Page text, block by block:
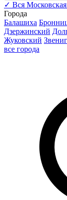
✓ Вся Московская
Города
Балашиха
Дзержинский
Жуковский
все города